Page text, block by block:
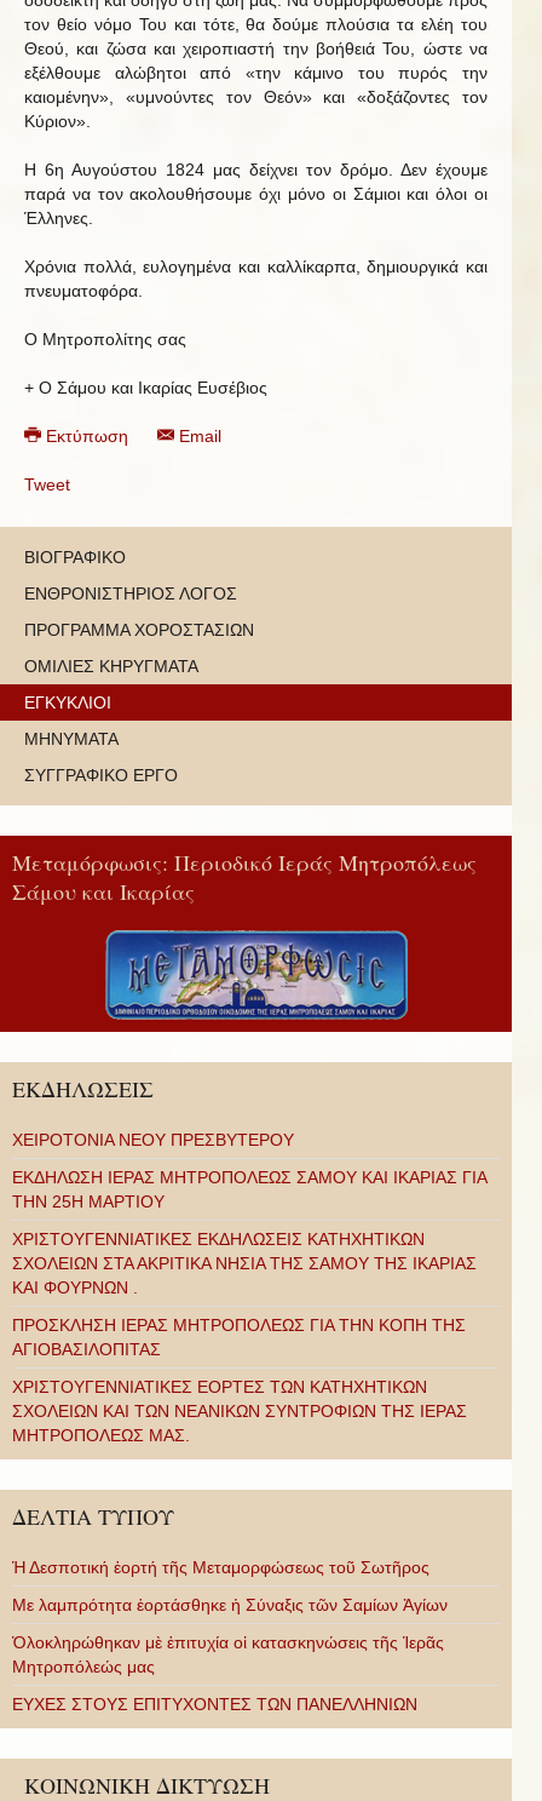
τον θείο νόμο Του και τότε, θα δούμε πλούσια τα ελέη του
Θεού, και ζώσα και χειροπιαστή την βοήθειά Του, ώστε να
εξέλθουμε αλώβητοι από «την κάμινο του πυρός την
καιομένην», «υμνούντες τον Θεόν» και «δοξάζοντες τον
Κύριον».
Η 6η Αυγούστου 1824 μας δείχνει τον δρόμο. Δεν έχουμε
παρά να τον ακολουθήσουμε όχι μόνο οι Σάμιοι και όλοι οι
Έλληνες.
Χρόνια πολλά, ευλογημένα και καλλίκαρπα, δημιουργικά και
πνευματοφόρα.
Ο Μητροπολίτης σας
+ Ο Σάμου και Ικαρίας Ευσέβιος
Εκτύπωση Email
Tweet
ΒΙΟΓΡΑΦΙΚΟ
ΕΝΘΡΟΝΙΣΤΗΡΙΟΣ ΛΟΓΟΣ
ΠΡΟΓΡΑΜΜΑ ΧΟΡΟΣΤΑΣΙΩΝ
ΟΜΙΛΙΕΣ ΚΗΡΥΓΜΑΤΑ
ΕΓΚΥΚΛΙΟΙ
ΜΗΝΥΜΑΤΑ
ΣΥΓΓΡΑΦΙΚΟ ΕΡΓΟ
Μεταμόρφωσις: Περιοδικό Ιεράς Μητροπόλεως
Σάμου και Ικαρίας
ΕΚΔΗΛΩΣΕΙΣ
ΧΕΙΡΟΤΟΝΙΑ ΝΕΟΥ ΠΡΕΣΒΥΤΕΡΟΥ
ΕΚΔΗΛΩΣΗ ΙΕΡΑΣ ΜΗΤΡΟΠΟΛΕΩΣ ΣΑΜΟΥ ΚΑΙ ΙΚΑΡΙΑΣ ΓΙΑ
ΤΗΝ 25Η ΜΑΡΤΙΟΥ
ΧΡΙΣΤΟΥΓΕΝΝΙΑΤΙΚΕΣ ΕΚΔΗΛΩΣΕΙΣ ΚΑΤΗΧΗΤΙΚΩΝ
ΣΧΟΛΕΙΩΝ ΣΤΑ ΑΚΡΙΤΙΚΑ ΝΗΣΙΑ ΤΗΣ ΣΑΜΟΥ ΤΗΣ ΙΚΑΡΙΑΣ
ΚΑΙ ΦΟΥΡΝΩΝ .
ΠΡΟΣΚΛΗΣΗ ΙΕΡΑΣ ΜΗΤΡΟΠΟΛΕΩΣ ΓΙΑ ΤΗΝ ΚΟΠΗ ΤΗΣ
ΑΓΙΟΒΑΣΙΛΟΠΙΤΑΣ
ΧΡΙΣΤΟΥΓΕΝΝΙΑΤΙΚΕΣ ΕΟΡΤΕΣ ΤΩΝ ΚΑΤΗΧΗΤΙΚΩΝ
ΣΧΟΛΕΙΩΝ ΚΑΙ ΤΩΝ ΝΕΑΝΙΚΩΝ ΣΥΝΤΡΟΦΙΩΝ ΤΗΣ ΙΕΡΑΣ
ΜΗΤΡΟΠΟΛΕΩΣ ΜΑΣ.
ΔΕΛΤΙΑ ΤΥΠΟΥ
Ἡ Δεσποτική ἑορτή τῆς Μεταμορφώσεως τοῦ Σωτῆρος
Με λαμπρότητα ἑορτάσθηκε ἡ Σύναξις τῶν Σαμίων Ἁγίων
Ὁλοκληρώθηκαν μὲ ἐπιτυχία οἱ κατασκηνώσεις τῆς Ἱερᾶς
Μητροπόλεώς μας
ΕΥΧΕΣ ΣΤΟΥΣ ΕΠΙΤΥΧΟΝΤΕΣ ΤΩΝ ΠΑΝΕΛΛΗΝΙΩΝ
ΚΟΙΝΩΝΙΚΗ ΔΙΚΤΥΩΣΗ